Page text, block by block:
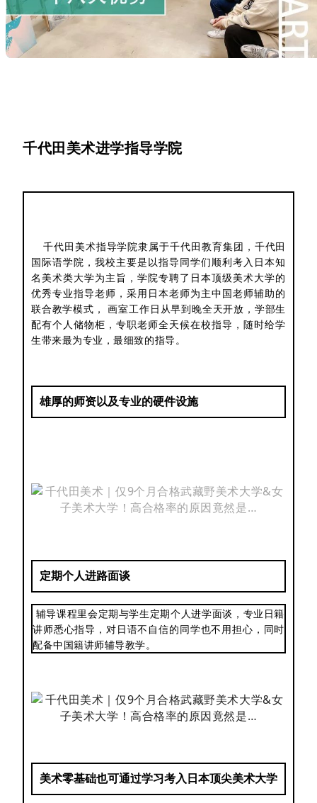
千代田美术进学指导学院
千代田美术指导学院隶属于千代田教育集团，千代田
国际语学院，我校主要是以指导同学们顺利考入日本知
名美术类大学为主旨，学院专聘了日本顶级美术大学的
优秀专业指导老师，采用日本老师为主中国老师辅助的
联合教学模式， 画室工作日从早到晚全天开放，学部生
配有个人储物柜，专职老师全天候在校指导，随时给学
生带来最为专业，最细致的指导。
雄厚的师资以及专业的硬件设施
定期个人进路面谈
辅导课程里会定期与学生定期个人进学面谈，专业日籍
讲师悉心指导，对日语不自信的同学也不用担心，同时
配备中国籍讲师辅导教学。
美术零基础也可通过学习考入日本顶尖美术大学